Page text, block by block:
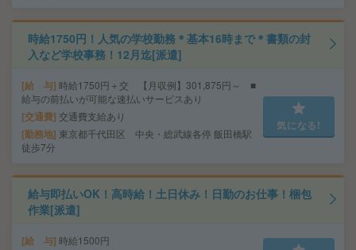
時給1750円！人気の学校勤務＊基本16時まで＊書類の封
入など学校事務！12月迄[派遣]
給 与 時給1750円＋交 【月収例】301,875円～ ■
給与の前払いが可能な速払いサービスあり
交通費 交通費支給あり
勤務地 東京都千代田区 中央・総武線各停 飯田橋駅
徒歩7分
気になる!
給与即払いOK！高時給！土日休み！日勤のお仕事！梱包
作業[派遣]
給 与 時給1500円